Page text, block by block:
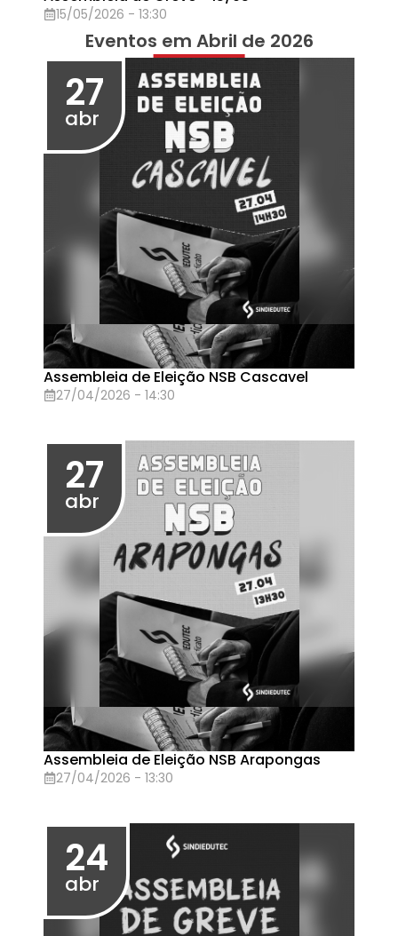
Ato dos TAES (Sindiedutec e Sinditest)
16/04/2026 - 10:00
16
Ato Unificado da Educação Federal
16/04/2026 - 09:00
02
1ª Reunião GT Carreira Docente
02/04/2026 - 17:30